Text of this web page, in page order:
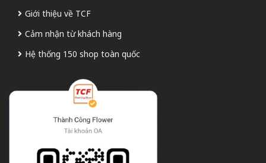
Giới thiệu về TCF
Cảm nhận từ khách hàng
Hệ thống 150 shop toàn quốc